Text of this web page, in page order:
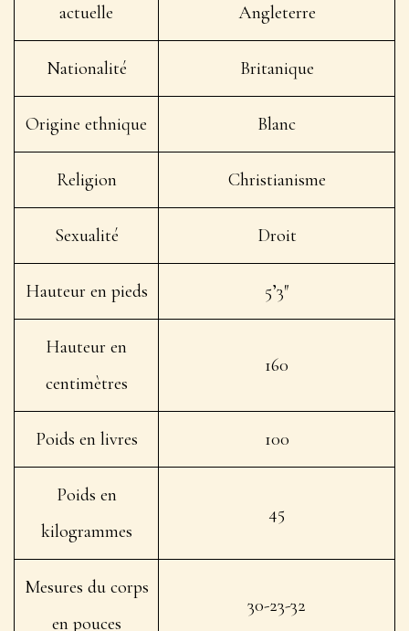
actuelle
Angleterre
Nationalité Britanique
Origine ethnique Blanc
Religion Christianisme
Sexualité Droit
Hauteur en pieds 5’3″
Hauteur en
centimètres
160
Poids en livres 100
Poids en
kilogrammes
45
Mesures du corps
en pouces
30-23-32